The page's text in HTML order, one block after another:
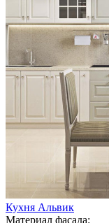
Кухня Альвик
Материал фасада: